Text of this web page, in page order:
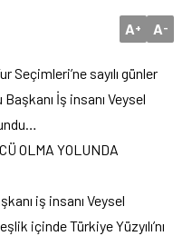
A+ A-
Seçimleri’ne sayılı günler
İş insanı Veysel
OLMA YOLUNDA
iş insanı Veysel
içinde Türkiye Yüzyılı’nı